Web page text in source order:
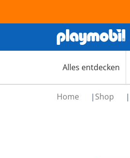
Alles entdecken
Home Shop